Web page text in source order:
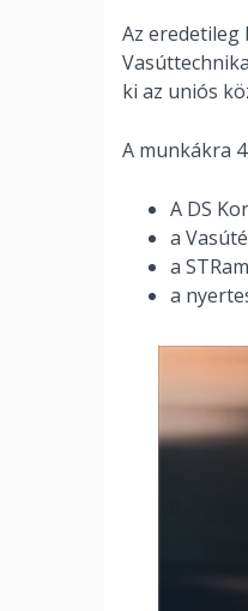
Az
ki az uniós
A munkákra
A DS
a
a
a